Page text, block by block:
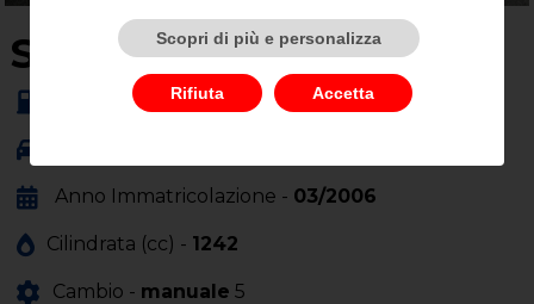
SU QUEST'AUTO
Alimentazione -benzina
Anno Immatricolazione - 03/2006
Cilindrata (cc) - 1242
Cambio - manuale 5
Scopri di più e personalizza
Rifiuta Accetta